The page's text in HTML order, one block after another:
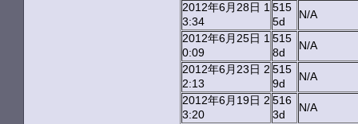
2012年6月28日 1
3:34
515
5d
N/A
2012年6月25日 1
0:09
515
8d
N/A
2012年6月23日 2
2:13
515
9d
N/A
2012年6月19日 2
3:20
516
3d
N/A